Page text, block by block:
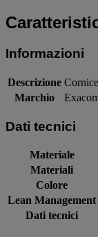
Informazioni
Descrizione
Marchio
Dati tecnici
Materiale
Materiali
Colore
Lean Management
Dati tecnici